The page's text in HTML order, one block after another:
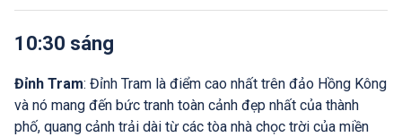
10:30 sáng
Đỉnh Tram: Đỉnh Tram là điểm cao nhất trên đảo Hồng Kông
và nó mang đến bức tranh toàn cảnh đẹp nhất của thành
phố, quang cảnh trải dài từ các tòa nhà chọc trời của miền